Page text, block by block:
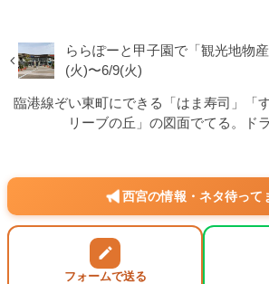
ららぽーと甲子園で「観光地物
(火)〜6/9(火)
臨港線ぞい東町にできる「はま寿司」「
リーブの丘」の図面でてる。ド
西宮の情報・ネタ待って
フォームで送る